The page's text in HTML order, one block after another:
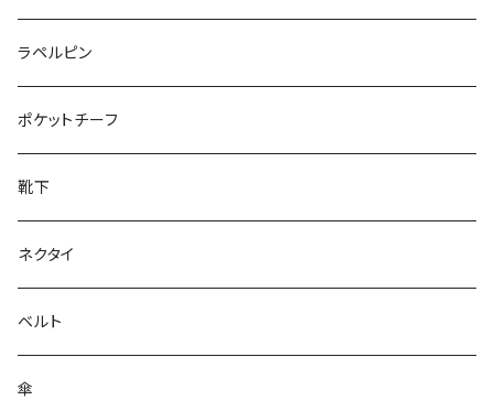
50/XL～
27cm～
28cm～
ラペルピン
ポケットチーフ
靴下
ネクタイ
ベルト
傘